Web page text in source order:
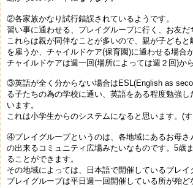
②各家族かなり試行錯誤されているようです。
習い事に通わせる、プレイグループに行く、お友だ
これらは親が同伴なことが多いので、親が子ども
を雇うか、チャイルドケア(保育園)に通わせる場合
チャイルドケアは週一回(場所によっては週２回)か
③英語が全く分からない場合はESL(English as
る子たちの為の学校に通い、英語をある程度勉強
います。
これは小学生からのシステムになると思います。(
④プレイグループというのは、各地域にあるお母さ
の出来るコミュニティ広場みたいなものです。5歳
ることができます。
その地域によっては、日本語で開催しているプレイ
プレイグループは平日週一回開催している所が殆